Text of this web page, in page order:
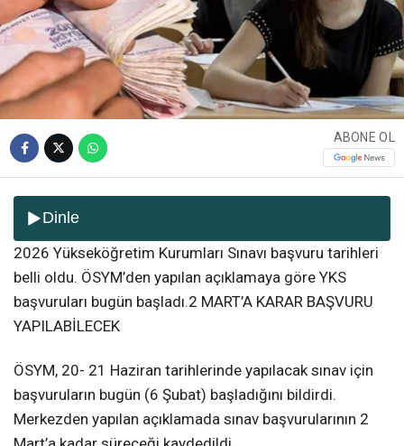
ABONE OL
Dinle
2026 Yükseköğretim Kurumları Sınavı başvuru tarihleri
belli oldu. ÖSYM’den yapılan açıklamaya göre YKS
başvuruları bugün başladı.2 MART’A KARAR BAŞVURU
YAPILABİLECEK
ÖSYM, 20- 21 Haziran tarihlerinde yapılacak sınav için
başvuruların bugün (6 Şubat) başladığını bildirdi.
Merkezden yapılan açıklamada sınav başvurularının 2